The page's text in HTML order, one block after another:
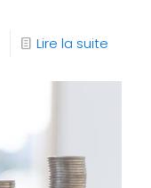
Lire la suite